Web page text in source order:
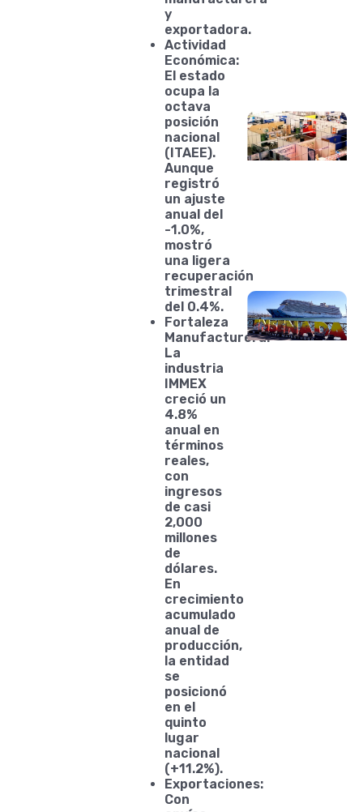
y
exportadora.
Actividad
Económica:
El estado
ocupa la
octava
posición
nacional
(ITAEE).
Aunque
registró
un ajuste
anual del
-1.0%,
mostró
una ligera
recuperación
trimestral
del 0.4%.
Fortaleza
Manufacturera:
La
industria
IMMEX
creció un
4.8%
anual en
términos
reales,
con
ingresos
de casi
2,000
millones
de
dólares.
En
crecimiento
acumulado
anual de
producción,
la entidad
se
posicionó
en el
quinto
lugar
nacional
(+11.2%).
Exportaciones:
Con